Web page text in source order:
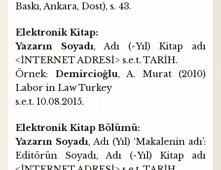
Baskı, Ankara, Dost), s. 43.
Elektronik Kitap:
Yazarın Soyadı, Adı (^Yıl) Kitap adı
<İNTERNET ADRESİ> s.e.t. TARİH.
Örnek: Demircioğlu, A. Murat (2010)
Labor in Law Turkey
s.e.t. 10.08.2015.
Elektronik Kitap Bölümü:
Yazarın Soyadı, Adı (Yıl) ‘Makalenin adı’:
Editörün Soyadı, Adı (^Yıl) Kitap adı